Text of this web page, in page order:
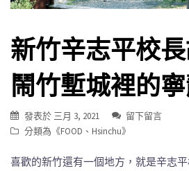
新竹辛志平校
鬧竹塹城裡的
發表於 三月 3, 2021
留下留言
分類為《FOOD 、 Hsinchu》
喜歡的新竹還有一個地方，就是辛志